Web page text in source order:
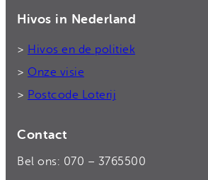
Hivos in Nederland
> Hivos en de politiek
> Onze visie
> Postcode Loterij
Contact
Bel ons: 070 – 3765500